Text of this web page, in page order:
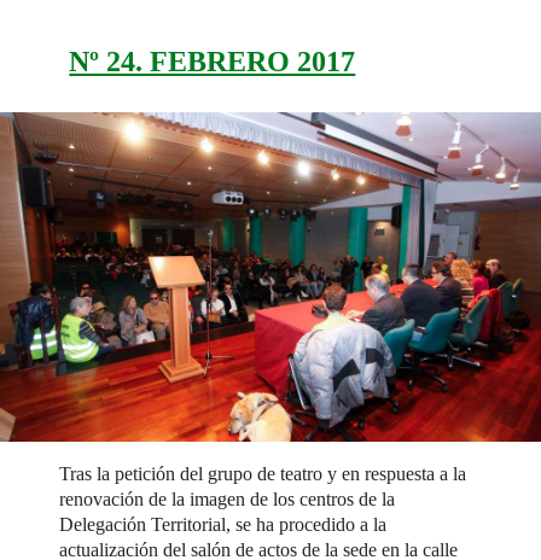
Nº 24. FEBRERO 2017
Tras la petición del grupo de teatro y en respuesta a la
renovación de la imagen de los centros de la
Delegación Territorial, se ha procedido a la
actualización del salón de actos de la sede en la calle